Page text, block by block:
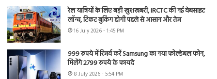
रेल यात्रियों के लिए बड़ी खुशखबरी, IRCTC की नई वेबसाइट
लॉन्च, टिकट बुकिंग होगी पहले से आसान और तेज
16 July 2026 - 1:45 PM
999 रुपये में रिजर्व करें Samsung का नया फोल्डेबल फोन,
मिलेंगे 2799 रुपये के फायदे
8 July 2026 - 5:54 PM